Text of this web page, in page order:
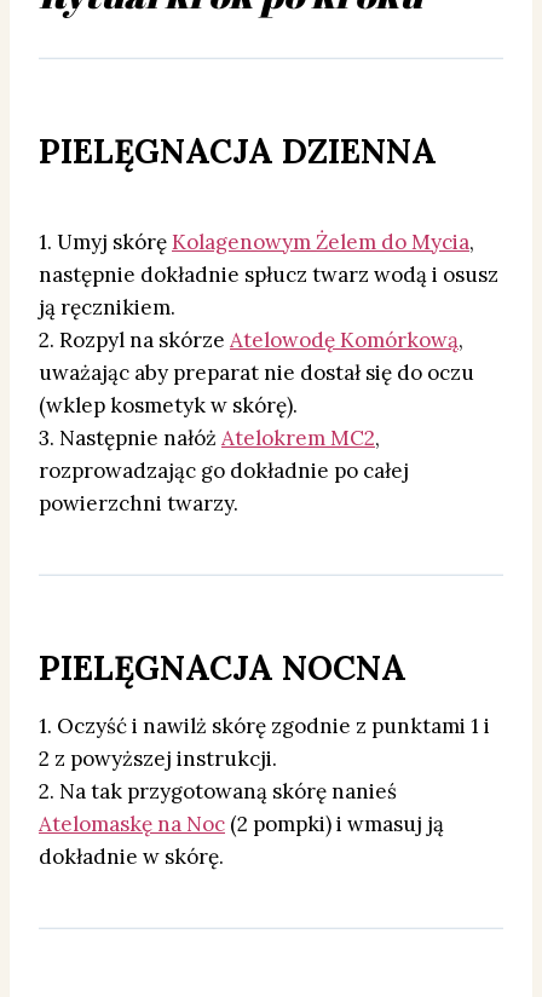
PIELĘGNACJA DZIENNA
1. Umyj skóręKolagenowym Żelem do Mycia,
następnie dokładnie spłucz twarz wodą i osusz
ją ręcznikiem.
2. Rozpyl na skórze Atelowodę Komórkową,
uważając aby preparat nie dostał się do oczu
(wklep kosmetyk w skórę).
3. Następnie nałóż Atelokrem MC2,
rozprowadzając go dokładnie po całej
powierzchni twarzy.
PIELĘGNACJA NOCNA
1. Oczyść i nawilż skórę zgodnie z punktami 1 i
2 z powyższej instrukcji.
2. Na tak przygotowaną skórę nanieś
Atelomaskę na Noc (2 pompki) i wmasuj ją
dokładnie w skórę.